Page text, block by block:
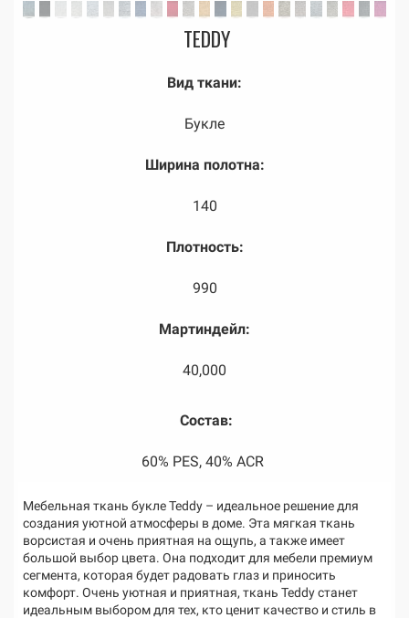
TEDDY
Вид ткани:
Букле
Ширина полотна:
140
Плотность:
990
Мартиндейл:
40,000
Состав:
60% PES, 40% ACR
Мебельная ткань букле Teddy – идеальное решение для
создания уютной атмосферы в доме. Эта мягкая ткань
ворсистая и очень приятная на ощупь, а также имеет
большой выбор цвета. Она подходит для мебели премиум
сегмента, которая будет радовать глаз и приносить
комфорт. Очень уютная и приятная, ткань Teddy станет
идеальным выбором для тех, кто ценит качество и стиль в